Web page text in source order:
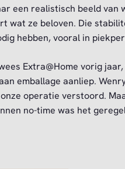
een realistisch beeld van
wat ze beloven. Die
hebben, vooral in
Extra@Home vorig
emballage aanliep.
operatie verstoord.
no-time was het